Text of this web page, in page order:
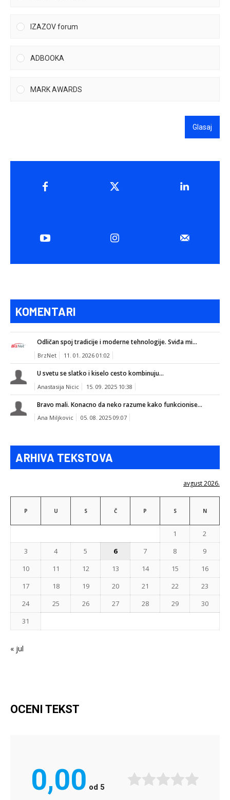
IZAZOV forum
ADBOOKA
MARK AWARDS
Glasaj
KOMENTARI
Odličan spoj tradicije i moderne tehnologije. Sviđa mi...
BrzNet 11. 01. 2026 01:02
U svetu se slatko i kiselo cesto kombinuju...
Anastasija Nicic 15. 09. 2025 10:38
Bravo mali. Konacno da neko razume kako funkcionise...
Ana Miljkovic 05. 08. 2025 09:07
ARHIVA TEKSTOVA
avgust 2026.
P U S Č P S N
1
2
3
4 5 6 7 8
9
10
11 12 13 14 15
16
17
18 19 20 21 22
23
24
25 26 27 28 29
30
31
« jul
OCENI TEKST
0,00 od 5